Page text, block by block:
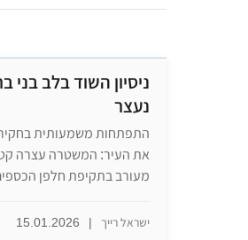
ניסיון השוד בלב בני
נעצר
התפתחות משמעותית
מעורב בתקיפת חלפן
ישראל רייך |
15.01.2026